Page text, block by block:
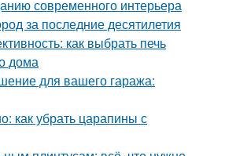
современного интерьера
за последние десятилетия
как выбрать печь
дома
для вашего гаража:
как убрать царапины с